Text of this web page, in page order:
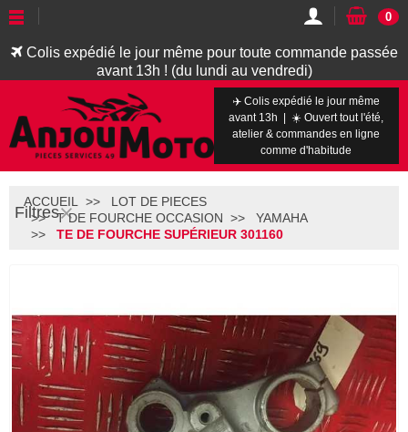
Colis expédié le jour même pour toute commande passée
avant 13h ! (du lundi au vendredi)
0
✈️ Colis expédié le jour même
avant 13h | ☀️ Ouvert tout l'été,
atelier & commandes en ligne
comme d'habitude
Filtres
ACCUEIL
LOT DE PIECES
T DE FOURCHE OCCASION
YAMAHA
TE DE FOURCHE SUPÉRIEUR 301160